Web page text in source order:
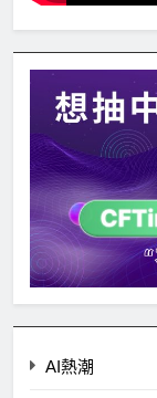
AI熱潮